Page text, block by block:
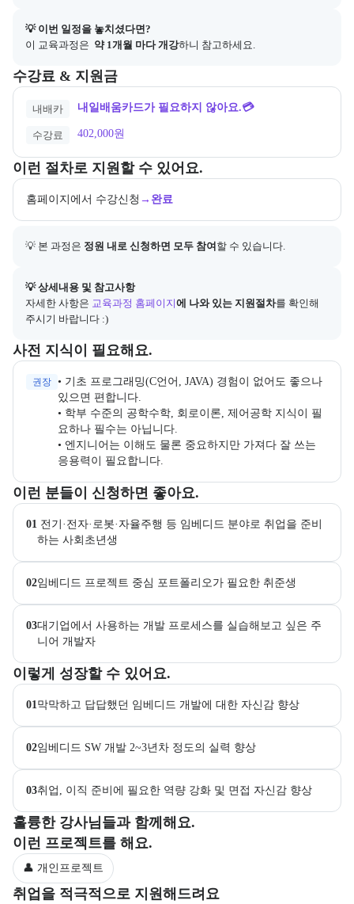
💡 이번 일정을 놓치셨다면?
이 교육과정은 약 1개월 마다 개강하니 참고하세요.
수강료 & 지원금
교육과정의 비용 및 결제 관련 정보를 안내한다. 필요 시 정부지원 과
내배카 내일배움카드가 필요하지 않아요.💳
수강료 402,000원
이런 절차로 지원할 수 있어요.
교육과정 지원 절차와 참여 조건, 상세 참고사항을 안내한다.
홈페이지에서 수강신청 → 완료
💡 본 과정은 정원 내로 신청하면 모두 참여 할 수 있습니다.
💡 상세내용 및 참고사항
아래에는 지원 절차의 상세 설명 및 참고 링크가 포함된다.
자세한 사항은 교육과정 홈페이지에 나와 있는 지원절차를 확인해
주시기 바랍니다 :)
사전 지식이 필요해요.
수강 전 준비하면 좋은 필수 및 권장 사전 지식과, 사전 학습 자료 제
권장 • 기초 프로그래밍(C언어, JAVA) 경험이 없어도 좋으나
있으면 편합니다.
• 학부 수준의 공학수학, 회로이론, 제어공학 지식이 필
요하나 필수는 아닙니다.
• 엔지니어는 이해도 물론 중요하지만 가져다 잘 쓰는
응용력이 필요합니다.
이런 분들이 신청하면 좋아요.
이 교육과정이 어떤 분들께 추천되는지 항목으로 안내한다. 더보기
01
하는 사회초년생
02임베디드 프로젝트 중심 포트폴리오가 필요한 취준생
03대기업에서 사용하는 개발 프로세스를 실습해보고 싶은 주
니어 개발자
이렇게 성장할 수 있어요.
이 교육과정에서 성취할 수 있는 목표를 항목으로 안내한다. 더보기
01막막하고 답답했던 임베디드 개발에 대한 자신감 향상
02임베디드 SW 개발 2~3년차 정도의 실력 향상
03취업, 이직 준비에 필요한 역량 강화 및 면접 자신감 향상
훌륭한 강사님들과 함께해요.
부트캠프 강사 정보를 목록으로 안내한다.
이런 프로젝트를 해요.
부트캠프 과정에서 진행하는 프로젝트 유형을 안내한다.
👤 개인프로젝트
취업을 적극적으로 지원해드려요
부트캠프 수강생을 대상으로 제공되는 취업 지원 서비스를 안내한다.